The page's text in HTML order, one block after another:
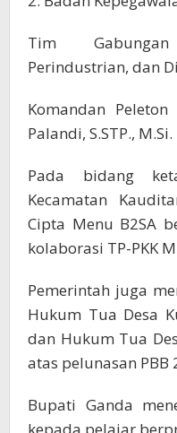
Tim
Perindustrian, dan
Komandan
Palandi, S.STP., M.Si.
Pada bidang
Kecamatan
Cipta Menu B2SA
kolaborasi TP-PKK
Pemerintah juga
Hukum Tua Desa
dan Hukum Tua
atas pelunasan PBB
Bupati Ganda